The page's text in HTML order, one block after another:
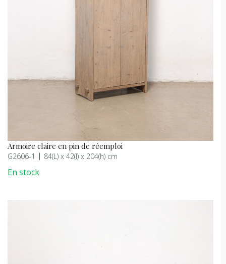
Armoire claire en pin de réemploi
G2606-1 84(L) x 42(l) x 204(h) cm
En stock